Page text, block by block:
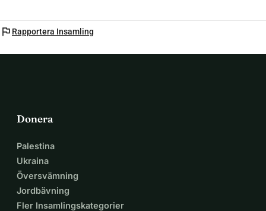
flag Rapportera Insamling
Donera
Palestina
Ukraina
Översvämning
Jordbävning
Fler Insamlingskategorier